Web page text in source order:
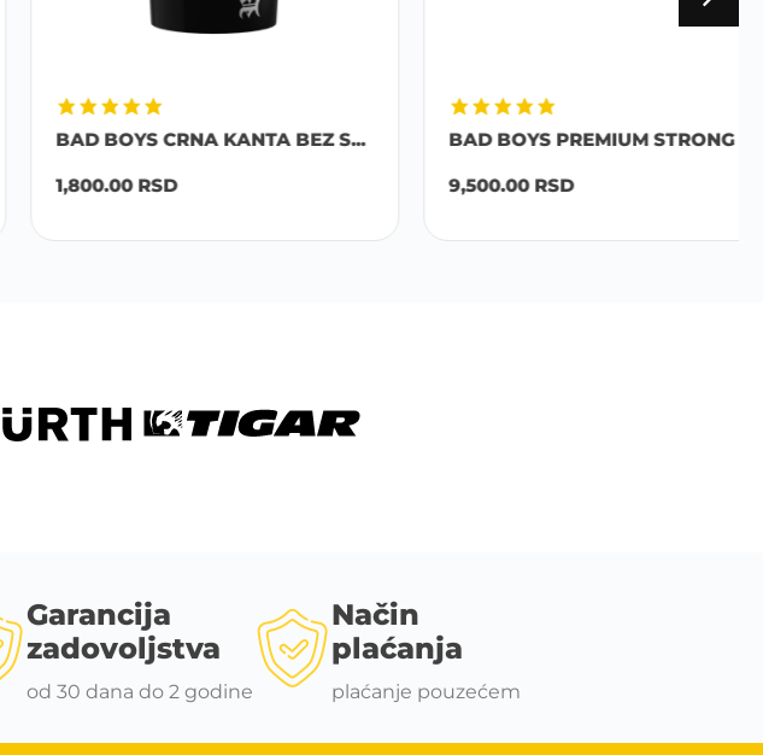
BAD BOYS CRNA KANTA BEZ S...
1,800.00RSD
BAD BOYS PREMIUM STRONG S...
9,500.00RSD
Garancija
zadovoljstva
od 30 dana do 2 godine
Način
plaćanja
plaćanje pouzećem